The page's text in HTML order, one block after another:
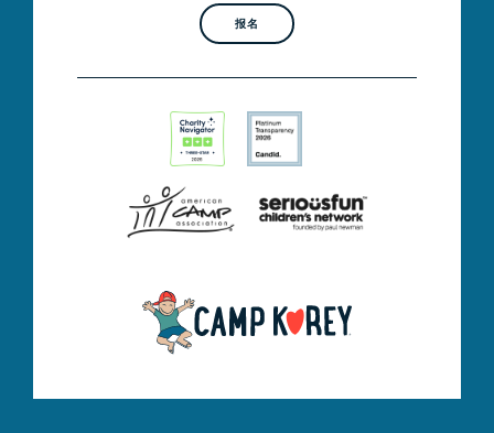
报名